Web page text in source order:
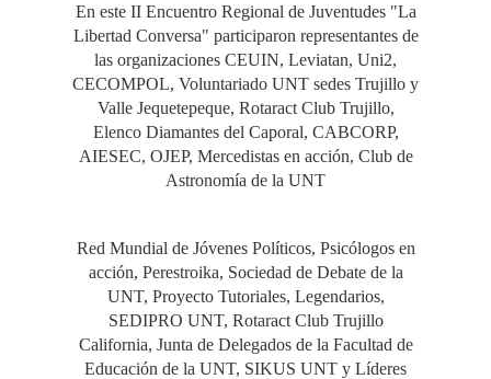
En este II Encuentro Regional de Juventudes "La
Libertad Conversa" participaron representantes de
las organizaciones CEUIN, Leviatan, Uni2,
CECOMPOL, Voluntariado UNT sedes Trujillo y
Valle Jequetepeque, Rotaract Club Trujillo,
Elenco Diamantes del Caporal, CABCORP,
AIESEC, OJEP, Mercedistas en acción, Club de
Astronomía de la UNT
Red Mundial de Jóvenes Políticos, Psicólogos en
acción, Perestroika, Sociedad de Debate de la
UNT, Proyecto Tutoriales, Legendarios,
SEDIPRO UNT, Rotaract Club Trujillo
California, Junta de Delegados de la Facultad de
Educación de la UNT, SIKUS UNT y Líderes